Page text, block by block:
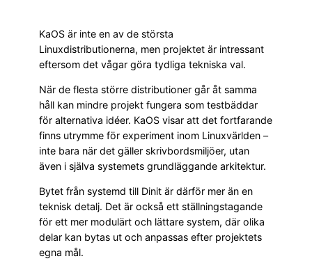
KaOS är inte en av de största
Linuxdistributionerna, men projektet är intressant
eftersom det vågar göra tydliga tekniska val.
När de flesta större distributioner går åt samma
håll kan mindre projekt fungera som testbäddar
för alternativa idéer. KaOS visar att det fortfarande
finns utrymme för experiment inom Linuxvärlden –
inte bara när det gäller skrivbordsmiljöer, utan
även i själva systemets grundläggande arkitektur.
Bytet från systemd till Dinit är därför mer än en
teknisk detalj. Det är också ett ställningstagande
för ett mer modulärt och lättare system, där olika
delar kan bytas ut och anpassas efter projektets
egna mål.